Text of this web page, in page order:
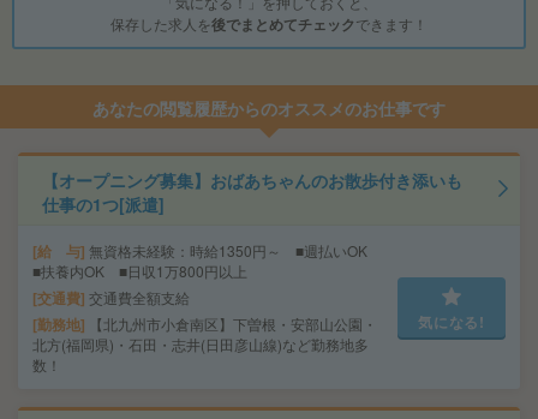
保存した求人を後でまとめてチェックできます！
あなたの閲覧履歴からのオススメのお仕事です
【オープニング募集】おばあちゃんのお散歩付き添いも
仕事の1つ[派遣]
給 与 無資格未経験：時給1350円～ ■週払いOK
■扶養内OK ■日収1万800円以上
交通費 交通費全額支給
勤務地
【北九州市小倉南区】下曽根・安部山公園・
北方(福岡県)・石田・志井(日田彦山線)など勤務地多
数！
気になる!